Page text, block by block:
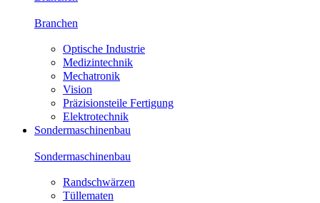
Branchen
Optische Industrie
Medizintechnik
Mechatronik
Vision
Präzisionsteile Fertigung
Elektrotechnik
Sondermaschinenbau
Sondermaschinenbau
Randschwärzen
Tüllematen